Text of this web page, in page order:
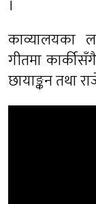
।
काव्यालयका
गीतमा
छायाङ्कन तथा